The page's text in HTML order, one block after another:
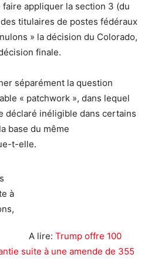
appliquer la section 3 (du
titulaires de postes fédéraux
» la décision du Colorado,
finale.
séparément la question
« patchwork », dans lequel
déclaré inéligible dans certains
base du même
t-elle.
A lire: Trump offre 100
suite à une amende de 355